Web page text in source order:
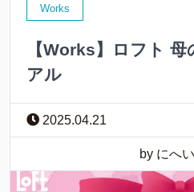
Works
【Works】ロフト
アル
2025.04.21
by にへ